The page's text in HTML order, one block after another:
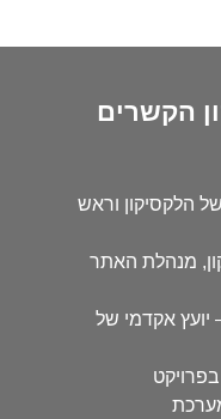
הקשרים
הלקסיקון וראש
מנהלת האתר
יועץ אקדמי של